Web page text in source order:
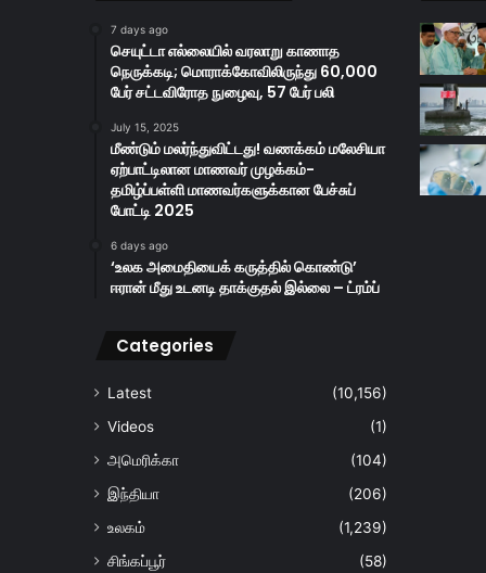
7 days ago
செயுட்டா எல்லையில் வரலாறு காணாத
நெருக்கடி; மொராக்கோவிலிருந்து 60,000
பேர் சட்டவிரோத நுழைவு, 57 பேர் பலி
July 15, 2025
மீண்டும் மலர்ந்துவிட்டது! வணக்கம் மலேசியா
ஏற்பாட்டிலான மாணவர் முழக்கம்-
தமிழ்ப்பள்ளி மாணவர்களுக்கான பேச்சுப்
போட்டி 2025
6 days ago
‘உலக அமைதியைக் கருத்தில் கொண்டு’
ஈரான் மீது உடனடி தாக்குதல் இல்லை – ட்ரம்ப்
Categories
Latest
(10,156)
Videos
(1)
அமெரிக்கா
(104)
இந்தியா
(206)
உலகம்
(1,239)
சிங்கப்பூர்
(58)